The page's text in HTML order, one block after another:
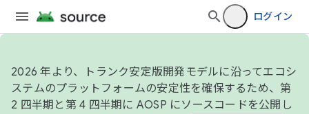
ログイン
2026 年より、トランク安定版開発モデルに沿ってエコシ
ステムのプラットフォームの安定性を確保するため、第
2 四半期と第 4 四半期に AOSP にソースコードを公開し